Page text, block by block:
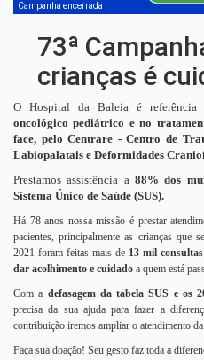
Campanha encerrada
73ª
crianças é
O Hospital da Baleia é referência
oncológico pediátrico e no
face, pelo Centrare - Centro de
Labiopalatais e Deformidades
Prestamos assistência a 88% dos
Sistema Único de Saúde (SUS).
Há 78 anos nossa missão é prestar
pacientes, principalmente as crianças que
2021 foram feitas mais de 13 mil
dar acolhimento e cuidado a quem está
Com a defasagem da tabela SUS e os
precisa da sua ajuda para fazer a
contribuição iremos ampliar o atendimento
Faça sua doação! Seu gesto faz toda a